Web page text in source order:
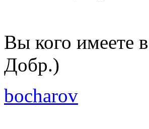
Вы кого имеете
Добр.)
bocharov